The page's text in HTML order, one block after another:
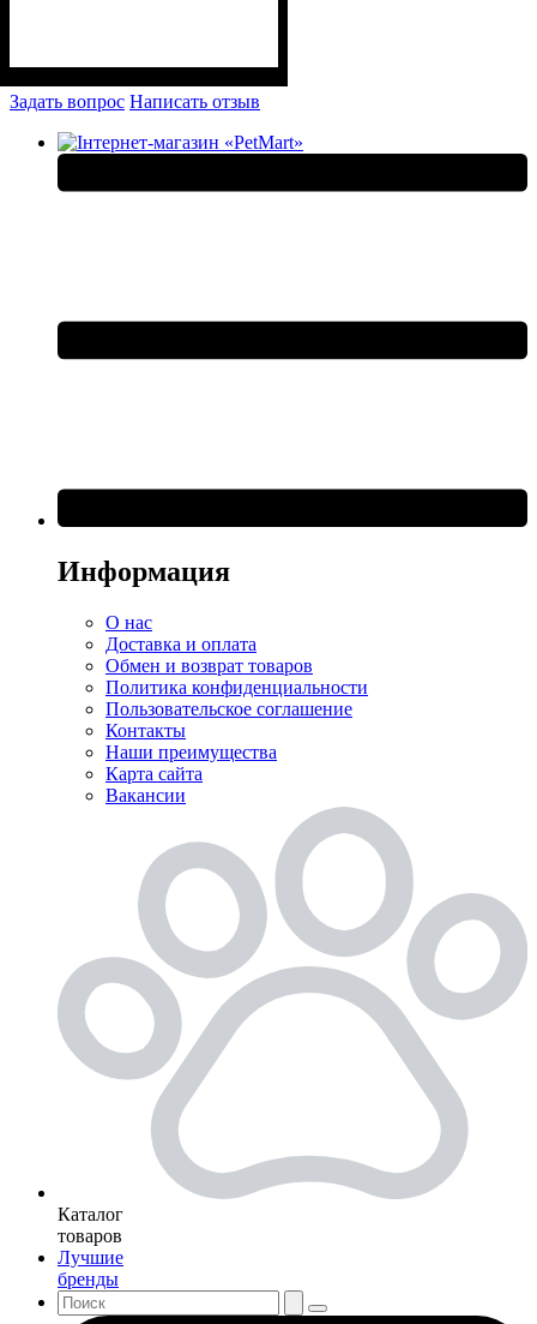
Задать вопрос Написать отзыв
Информация
О нас
Доставка и оплата
Обмен и возврат товаров
Политика конфиденциальности
Пользовательское соглашение
Контакты
Наши преимущества
Карта сайта
Вакансии
Каталог
товаров
Лучшие
бренды